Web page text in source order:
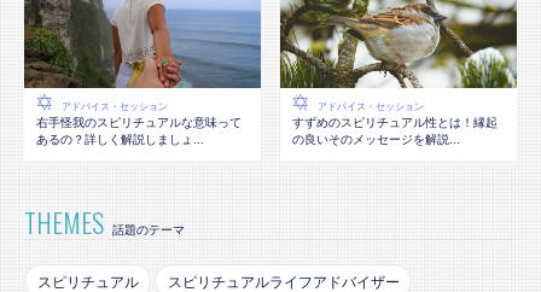
アドバイス・セッション
右手怪我のスピリチュアルな意味って
あるの？詳しく解説しましょ...
アドバイス・セッション
すずめのスピリチュアル性とは！縁起
の良いそのメッセージを解説...
THEMES 話題のテーマ
スピリチュアル スピリチュアルライフアドバイザー